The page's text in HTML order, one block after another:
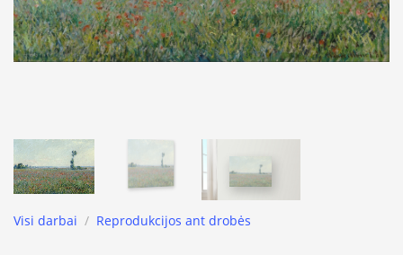
Visi darbai / Reprodukcijos ant drobės